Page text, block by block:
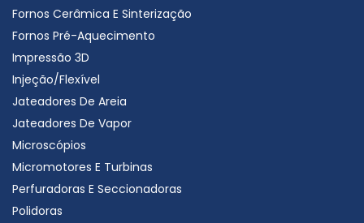
Fornos Cerâmica E Sinterização
Fornos Pré-Aquecimento
Impressão 3D
Injeção/Flexível
Jateadores De Areia
Jateadores De Vapor
Microscópios
Micromotores E Turbinas
Perfuradoras E Seccionadoras
Polidoras